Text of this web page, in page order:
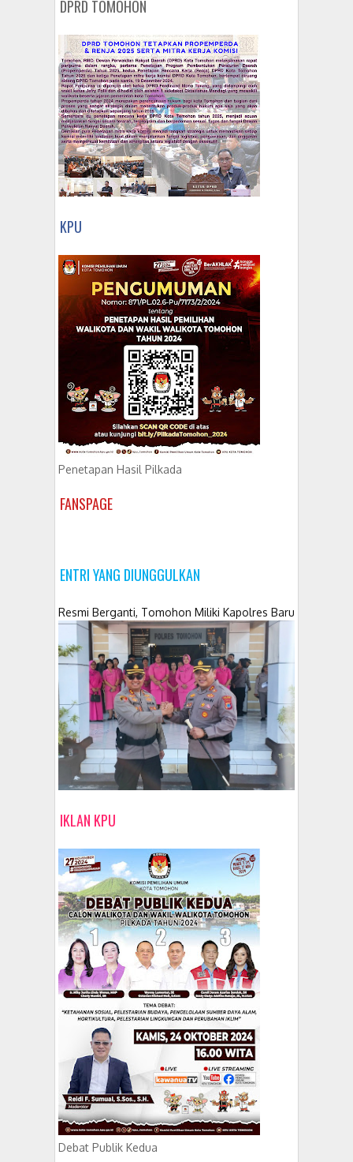
DPRD TOMOHON
KPU
Penetapan Hasil Pilkada
FANSPAGE
ENTRI YANG DIUNGGULKAN
Resmi Berganti, Tomohon Miliki Kapolres Baru
IKLAN KPU
Debat Publik Kedua